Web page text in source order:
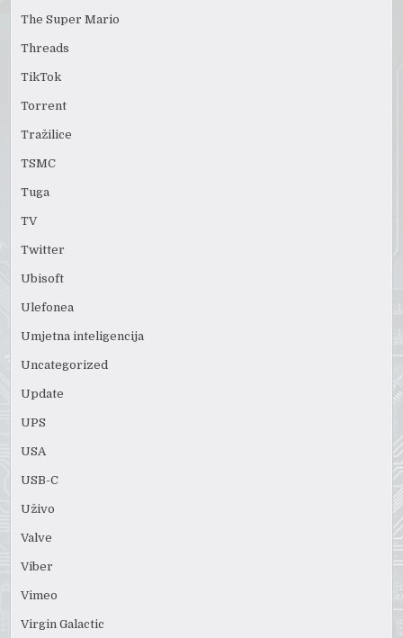
The Super Mario
Threads
TikTok
Torrent
Tražilice
TSMC
Tuga
TV
Twitter
Ubisoft
Ulefonea
Umjetna inteligencija
Uncategorized
Update
UPS
USA
USB-C
Uživo
Valve
Viber
Vimeo
Virgin Galactic